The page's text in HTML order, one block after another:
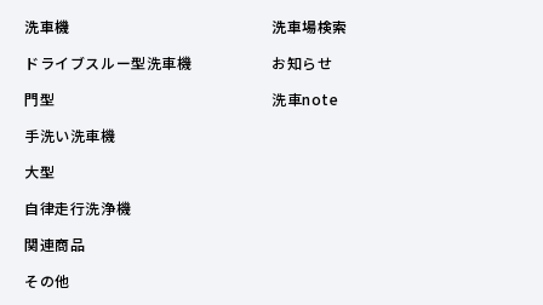
洗車機
ドライブスルー型洗車機
門型
手洗い洗車機
大型
自律走行洗浄機
関連商品
その他
洗車場検索
お知らせ
洗車note